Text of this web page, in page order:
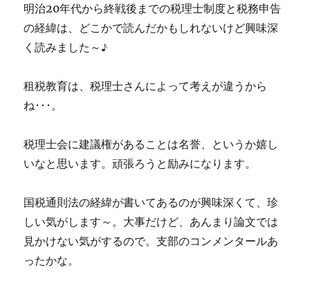
明治20年代から終戦後までの税理士制度と税務申告
の経緯は、どこかで読んだかもしれないけど興味深
く読みました～♪
租税教育は、税理士さんによって考えが違うから
ね･･･。
税理士会に建議権があることは名誉、というか嬉し
いなと思います。頑張ろうと励みになります。
国税通則法の経緯が書いてあるのが興味深くて、珍
しい気がします～。大事だけど、あんまり論文では
見かけない気がするので。支部のコンメンタールあ
ったかな。